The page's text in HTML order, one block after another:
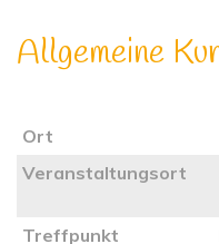
Allgemeine
Ort
Veranstaltungsort
Treffpunkt